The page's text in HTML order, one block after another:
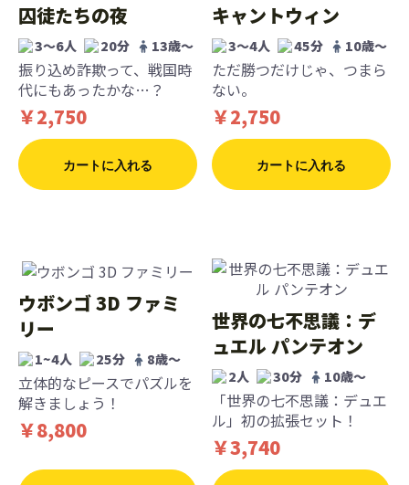
囚徒たちの夜
3〜6人 20分 13歳〜
振り込め詐欺って、戦国時
代にもあったかな…？
￥2,750
カートに入れる
キャントウィン
3〜4人 45分 10歳〜
ただ勝つだけじゃ、つまら
ない。
￥2,750
カートに入れる
ウボンゴ 3D ファミ
リー
1~4人 25分 8歳〜
立体的なピースでパズルを
解きましょう！
￥8,800
世界の七不思議：デ
ュエル パンテオン
2人 30分 10歳〜
「世界の七不思議：デュエ
ル」初の拡張セット！
￥3,740